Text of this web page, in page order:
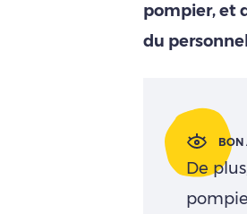
pompier, et
du
BON
De